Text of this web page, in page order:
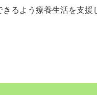
るよう療養生活を支援